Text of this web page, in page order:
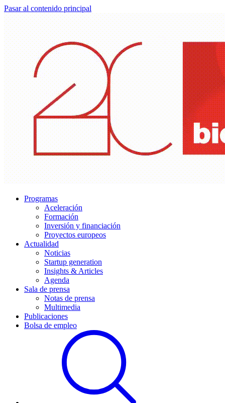
Pasar al contenido principal
Programas
Aceleración
Formación
Inversión y financiación
Proyectos europeos
Actualidad
Noticias
Startup generation
Insights & Articles
Agenda
Sala de prensa
Notas de prensa
Multimedia
Publicaciones
Bolsa de empleo